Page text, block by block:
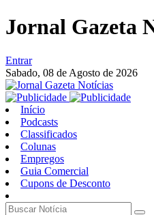
Jornal Gazeta
Entrar
Sabado, 08 de Agosto de 2026
Início
Podcasts
Classificados
Colunas
Empregos
Guia Comercial
Cupons de Desconto